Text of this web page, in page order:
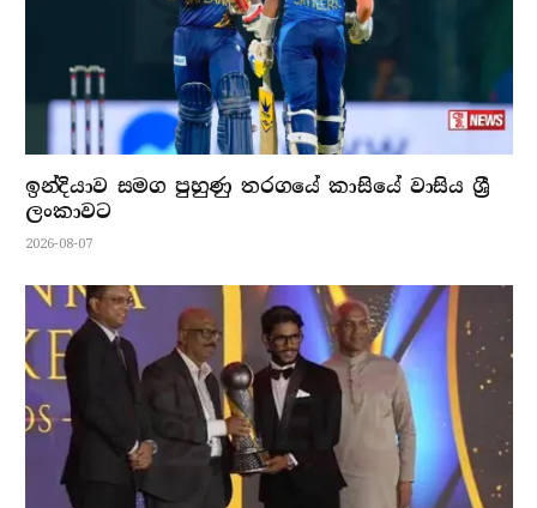
ඉන්දියාව සමග පුහුණු තරගයේ කාසියේ වාසිය ශ්‍රී
ලංකාවට
2026-08-07